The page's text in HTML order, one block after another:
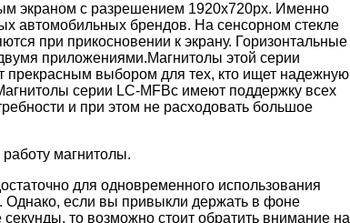
экраном с разрешением 1920x720px. Именно
автомобильных брендов. На сенсорном стекле
при прикосновении к экрану. Горизонтальные
приложениями.Магнитолы этой серии
прекрасным выбором для тех, кто ищет надежную
серии LC-MFBc имеют поддержку всех
и при этом не расходовать большое
магнитолы.
для одновременного использования
Однако, если вы привыкли держать в фоне
то возможно стоит обратить внимание на